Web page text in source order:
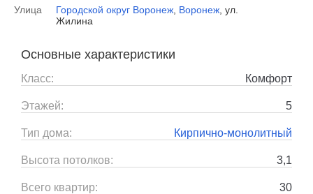
Улица
Городской округ Воронеж Воронеж ул.
Жилина
Основные характеристики
Класс: Комфорт
Этажей: 5
Тип дома: Кирпично-монолитный
Высота потолков: 3,1
Всего квартир: 30